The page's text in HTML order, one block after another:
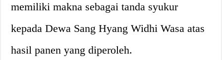
memiliki makna sebagai tanda syukur
kepada Dewa Sang Hyang Widhi Wasa atas
hasil panen yang diperoleh.